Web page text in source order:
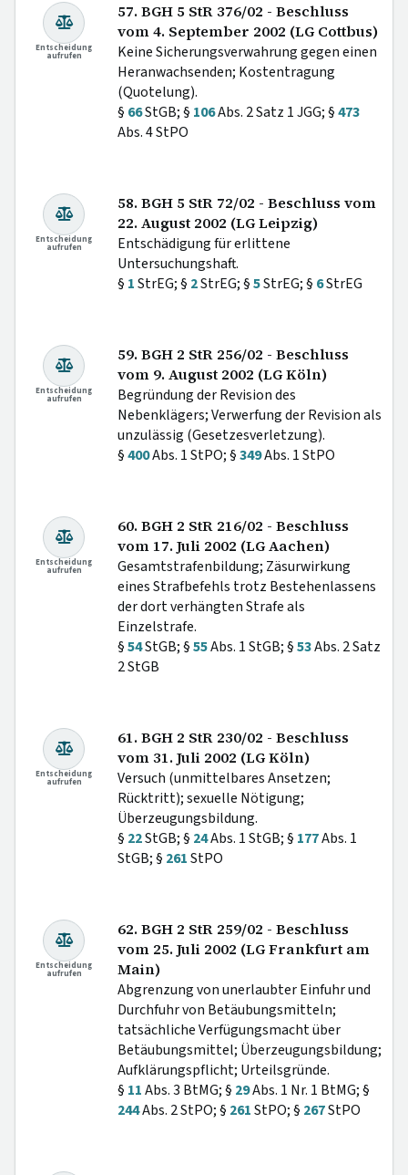
Entscheidung
aufrufen
57. BGH 5 StR 376/02 - Beschluss
vom 4. September 2002 (LG Cottbus)
Keine Sicherungsverwahrung gegen einen
Heranwachsenden; Kostentragung
(Quotelung).
§ 66StGB; § 106Abs. 2 Satz 1 JGG; §473
Abs. 4 StPO
Entscheidung
aufrufen
58. BGH 5 StR 72/02 - Beschluss vom
22. August 2002 (LG Leipzig)
Entschädigung für erlittene
Untersuchungshaft.
§ 1StrEG; § 2StrEG; §5StrEG; § 6StrEG
Entscheidung
aufrufen
59. BGH 2 StR 256/02 - Beschluss
vom 9. August 2002 (LG Köln)
Begründung der Revision des
Nebenklägers; Verwerfung der Revision als
unzulässig (Gesetzesverletzung).
§400Abs. 1 StPO; §349Abs. 1 StPO
Entscheidung
aufrufen
60. BGH 2 StR 216/02 - Beschluss
vom 17. Juli 2002 (LG Aachen)
Gesamtstrafenbildung; Zäsurwirkung
eines Strafbefehls trotz Bestehenlassens
der dort verhängten Strafe als
Einzelstrafe.
§54StGB; §55Abs. 1 StGB; §53Abs. 2 Satz
2 StGB
Entscheidung
aufrufen
61. BGH 2 StR 230/02 - Beschluss
vom 31. Juli 2002 (LG Köln)
Versuch (unmittelbares Ansetzen;
Rücktritt); sexuelle Nötigung;
Überzeugungsbildung.
§ 22StGB; § 24Abs. 1 StGB; § 177Abs. 1
StGB; § 261StPO
Entscheidung
aufrufen
62. BGH 2 StR 259/02 - Beschluss
vom 25. Juli 2002 (LG Frankfurt am
Main)
Abgrenzung von unerlaubter Einfuhr und
Durchfuhr von Betäubungsmitteln;
tatsächliche Verfügungsmacht über
Betäubungsmittel; Überzeugungsbildung;
Aufklärungspflicht; Urteilsgründe.
§ 11Abs. 3 BtMG; § 29Abs. 1 Nr. 1 BtMG; §
244Abs. 2 StPO; § 261StPO; § 267StPO